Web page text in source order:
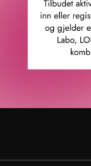
Kundesenter
Kundeservice
Salgsbetingelser